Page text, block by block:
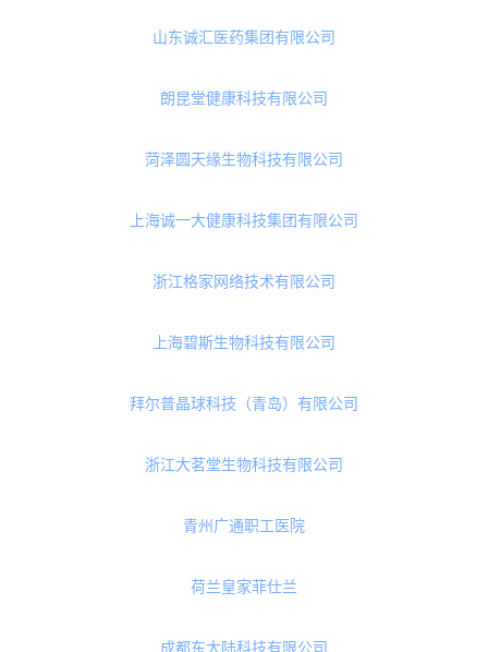
大有荃吉康（上海）医药科技有限公司
青岛聚益辰健康科技有限公司
农夫山泉股份有限公司
上海易溯科技股份有限公司
贝因美（杭州）宠物食品有限公司
山东诚汇医药集团有限公司
朗昆堂健康科技有限公司
菏泽圆天缘生物科技有限公司
上海诚一大健康科技集团有限公司
浙江格家网络技术有限公司
上海碧斯生物科技有限公司